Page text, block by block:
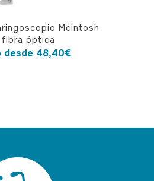
McIntosh
fibra óptica
desde 48,40€